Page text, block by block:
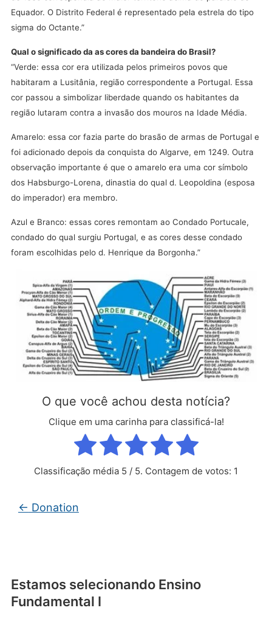
Equador. O Distrito Federal é representado pela estrela do tipo
sigma do Octante.”
Qual o significado da as cores da bandeira do Brasil?
“Verde: essa cor era utilizada pelos primeiros povos que
habitaram a Lusitânia, região correspondente a Portugal. Essa
cor passou a simbolizar liberdade quando os habitantes da
região lutaram contra a invasão dos mouros na Idade Média.
Amarelo: essa cor fazia parte do brasão de armas de Portugal e
foi adicionado depois da conquista do Algarve, em 1249. Outra
observação importante é que o amarelo era uma cor símbolo
dos Habsburgo-Lorena, dinastia do qual d. Leopoldina (esposa
do imperador) era membro.
Azul e Branco: essas cores remontam ao Condado Portucale,
condado do qual surgiu Portugal, e as cores desse condado
foram escolhidas pelo d. Henrique da Borgonha.”
O que você achou desta notícia?
Clique em uma carinha para classificá-la!
Classificação média 5 / 5. Contagem de votos: 1
← Donation
Estamos selecionando Ensino
Fundamental I